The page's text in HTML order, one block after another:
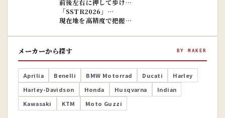
前後左右に押して歩け…
「SSTR2026」…
現在地を高精度で把握…
メーカーから探す BY MAKER
Aprilia Benelli BMW Motorrad Ducati
Harley
Harley-Davidson
Honda Husqvarna
Indian
Kawasaki
KTM Moto Guzzi